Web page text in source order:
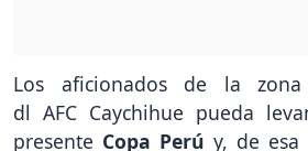
Los aficionados de la
dl AFC Caychihue pueda
presente Copa Perú y, de esa